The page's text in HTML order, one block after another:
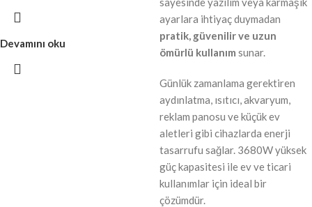
Devamını oku
ayarlara ihtiyaç duymadan
pratik, güvenilir ve uzun
ömürlü kullanım sunar.
Günlük zamanlama gerektiren
aydınlatma, ısıtıcı, akvaryum,
reklam panosu ve küçük ev
aletleri gibi cihazlarda enerji
tasarrufu sağlar. 3680W yüksek
güç kapasitesi ile ev ve ticari
kullanımlar için ideal bir
çözümdür.